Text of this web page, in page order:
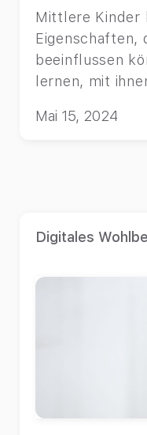
Mittlere Kinder
Eigenschaften,
beeinflussen
lernen, mit
Mai 15, 2024
Digitales